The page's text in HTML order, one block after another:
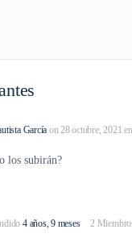
García on 28 octubre, 2021
los subirán?
4 años, 9 meses 2